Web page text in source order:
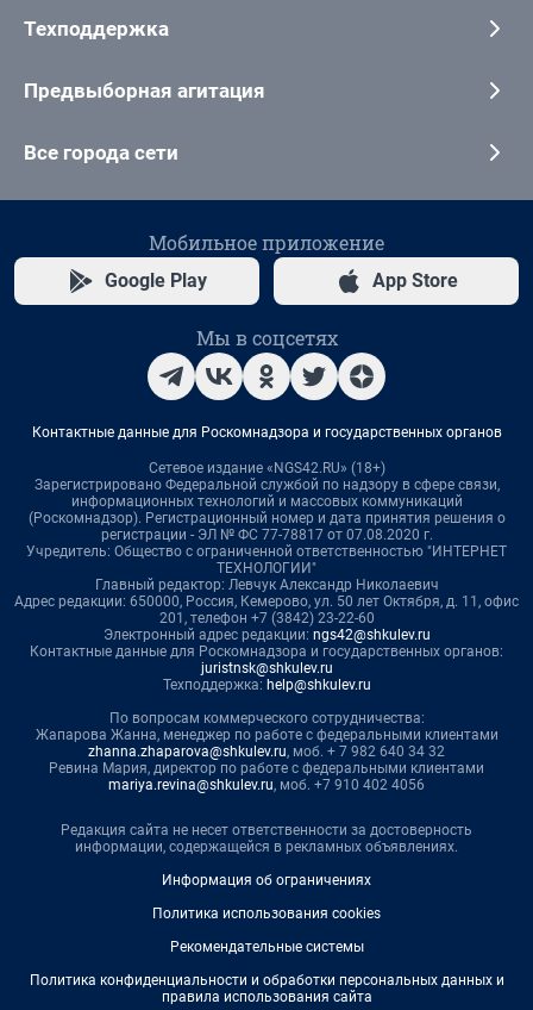
Техподдержка
Предвыборная агитация
Все города сети
Мобильное приложение
Google Play App Store
Мы в соцсетях
Контактные данные для Роскомнадзора и государственных органов
Сетевое издание «NGS42.RU» (18+)
Зарегистрировано Федеральной службой по надзору в сфере связи,
информационных технологий и массовых коммуникаций
(Роскомнадзор). Регистрационный номер и дата принятия решения о
регистрации - ЭЛ № ФС 77-78817 от 07.08.2020 г.
Учредитель: Общество с ограниченной ответственностью "ИНТЕРНЕТ
ТЕХНОЛОГИИ"
Главный редактор: Левчук Александр Николаевич
Адрес редакции: 650000, Россия, Кемерово, ул. 50 лет Октября, д. 11, офис
201, телефон +7 (3842) 23-22-60
Электронный адрес редакции: ngs42@shkulev.ru
Контактные данные для Роскомнадзора и государственных органов:
juristnsk@shkulev.ru
Техподдержка: help@shkulev.ru
По вопросам коммерческого сотрудничества:
Жапарова Жанна, менеджер по работе с федеральными клиентами
zhanna.zhaparova@shkulev.ru, моб. + 7 982 640 34 32
Ревина Мария, директор по работе с федеральными клиентами
mariya.revina@shkulev.ru, моб. +7 910 402 4056
Редакция сайта не несет ответственности за достоверность
информации, содержащейся в рекламных объявлениях.
Информация об ограничениях
Политика использования cookies
Рекомендательные системы
Политика конфиденциальности и обработки персональных данных и
правила использования сайта